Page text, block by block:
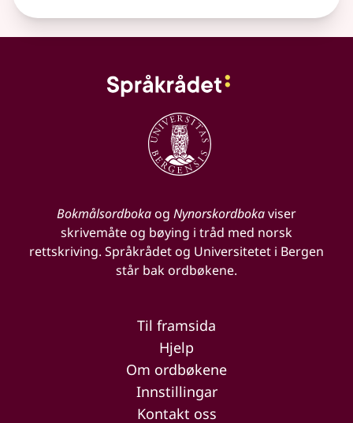
Bokmålsordbokaog Nynorskordbokaviser
skrivemåte og bøying i tråd med norsk
rettskriving. Språkrådet og Universitetet i Bergen
står bak ordbøkene.
Til framsida
Hjelp
Om ordbøkene
Innstillingar
Kontakt oss